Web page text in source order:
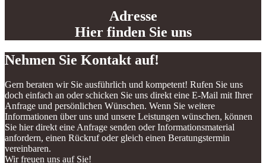
Adresse
Hier finden Sie uns
Nehmen Sie Kontakt auf!
Gern beraten wir Sie ausführlich und kompetent! Rufen Sie uns
doch einfach an oder schicken Sie uns direkt eine E-Mail mit Ihrer
Anfrage und persönlichen Wünschen. Wenn Sie weitere
Informationen über uns und unsere Leistungen wünschen, können
Sie hier direkt eine Anfrage senden oder Informationsmaterial
anfordern, einen Rückruf oder gleich einen Beratungstermin
vereinbaren.
Wir freuen uns auf Sie!